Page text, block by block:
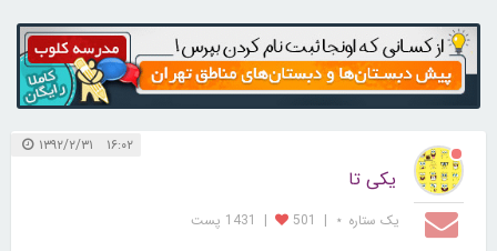
۱۶:۰۲ ۱۳۹۲/۲/۳۱
یکی تا
یک ستاره ⋆ |
501
| 1431 پست